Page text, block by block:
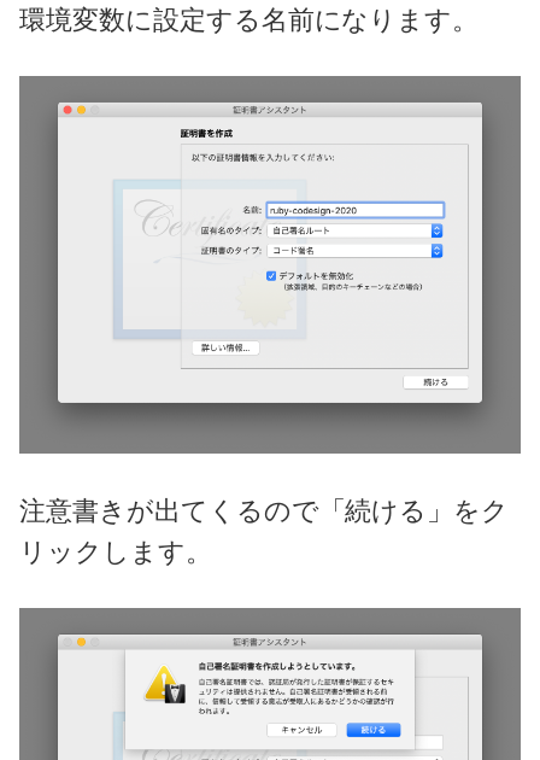
環境変数に設定する名前になります。
注意書きが出てくるので「続ける」をク
リックします。